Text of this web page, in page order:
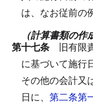
は、なお従前の
（計算書類の作
第十七条 旧有限
に基づいて施行
その他の会計又
日に、 第二条第